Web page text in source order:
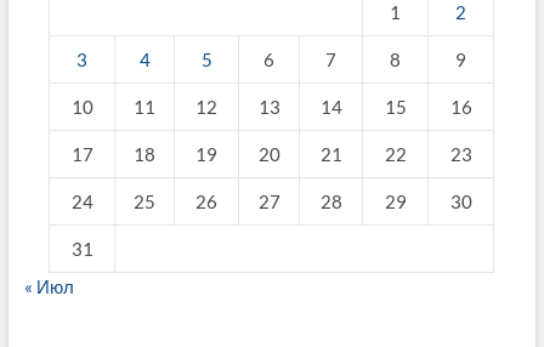
1 2
3 4 5 6 7 8 9
10 11 12 13 14 15 16
17 18 19 20 21 22 23
24 25 26 27 28 29 30
31
« Июл